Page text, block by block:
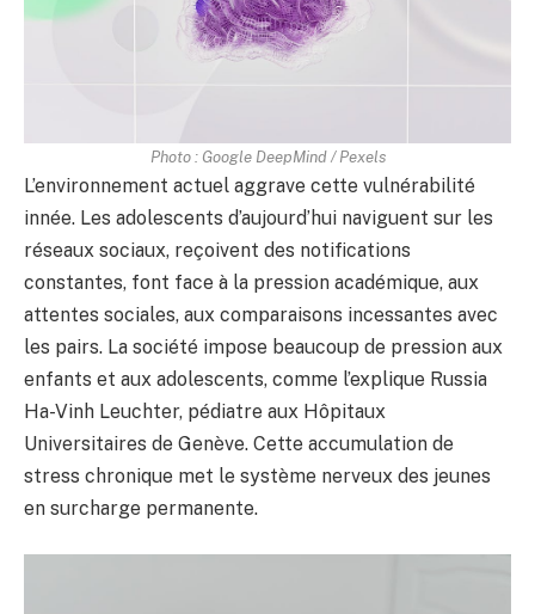
Photo : Google DeepMind / Pexels
L’environnement actuel aggrave cette vulnérabilité
innée. Les adolescents d’aujourd’hui naviguent sur les
réseaux sociaux, reçoivent des notifications
constantes, font face à la pression académique, aux
attentes sociales, aux comparaisons incessantes avec
les pairs. La société impose beaucoup de pression aux
enfants et aux adolescents, comme l’explique Russia
Ha-Vinh Leuchter, pédiatre aux Hôpitaux
Universitaires de Genève. Cette accumulation de
stress chronique met le système nerveux des jeunes
en surcharge permanente.